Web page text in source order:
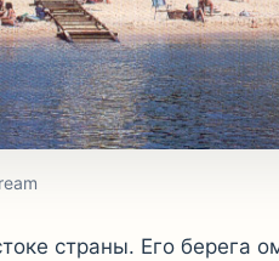
страны. Его берега